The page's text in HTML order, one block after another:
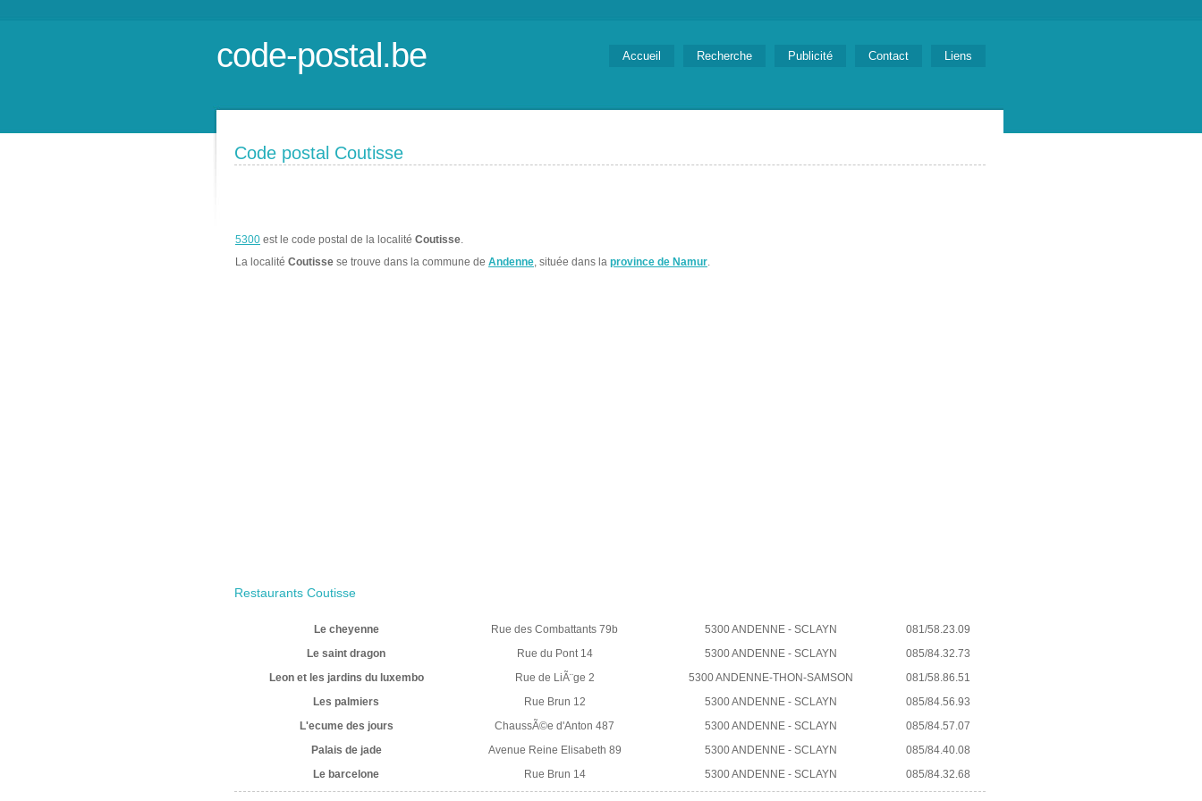
code-postal.be Accueil Recherche Publicité Contact Liens
Code postal Coutisse
5300 est le code postal de la localité Coutisse.
La localité Coutisse se trouve dans la commune de Andenne, située dans la province de Namur.
Restaurants Coutisse
Le cheyenne Rue des Combattants 79b 5300 ANDENNE - SCLAYN
081/58.23.09
Le saint dragon
Rue du Pont 14 5300 ANDENNE - SCLAYN
085/84.32.73
Leon et les jardins du luxembo
Rue de LiÃ¨ge 2 5300 ANDENNE-THON-SAMSON
081/58.86.51
Les palmiers
Rue Brun 12 5300 ANDENNE - SCLAYN
085/84.56.93
L'ecume des jours
ChaussÃ©e d'Anton 487 5300 ANDENNE - SCLAYN
085/84.57.07
Palais de jade
Avenue Reine Elisabeth 89 5300 ANDENNE - SCLAYN
085/84.40.08
Le barcelone
Rue Brun 14 5300 ANDENNE - SCLAYN 085/84.32.68